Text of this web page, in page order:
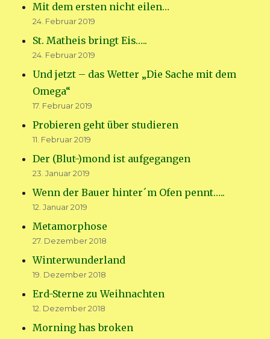
Mit dem ersten nicht eilen…
24. Februar 2019
St. Matheis bringt Eis…..
24. Februar 2019
Und jetzt – das Wetter „Die Sache mit dem
Omega“
17. Februar 2019
Probieren geht über studieren
11. Februar 2019
Der (Blut-)mond ist aufgegangen
23. Januar 2019
Wenn der Bauer hinter´m Ofen pennt…..
12. Januar 2019
Metamorphose
27. Dezember 2018
Winterwunderland
19. Dezember 2018
Erd-Sterne zu Weihnachten
12. Dezember 2018
Morning has broken